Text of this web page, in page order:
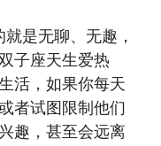
是无聊、无趣，
子座天生爱热
活，如果你每天
者试图限制他们
趣，甚至会远离